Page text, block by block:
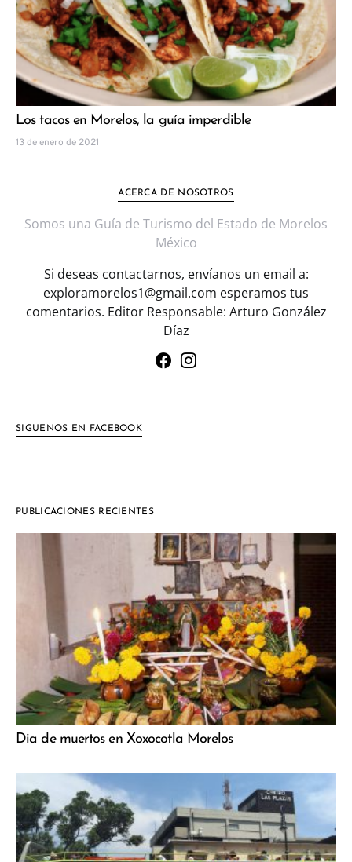
Los tacos en Morelos, la guía imperdible
13 de enero de 2021
ACERCA DE NOSOTROS
Somos una Guía de Turismo del Estado de Morelos
México
Si deseas contactarnos, envíanos un email a:
exploramorelos1@gmail.com esperamos tus
comentarios. Editor Responsable: Arturo González
Díaz
SIGUENOS EN FACEBOOK
PUBLICACIONES RECIENTES
Dia de muertos en Xoxocotla Morelos